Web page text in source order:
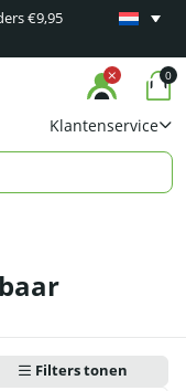
€9,95
Minimaal
Klantenservice
0
Filters tonen